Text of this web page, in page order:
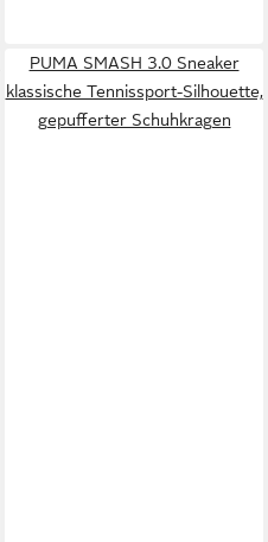
PUMA SMASH 3.0 Sneaker
klassische Tennissport-Silhouette,
gepufferter Schuhkragen